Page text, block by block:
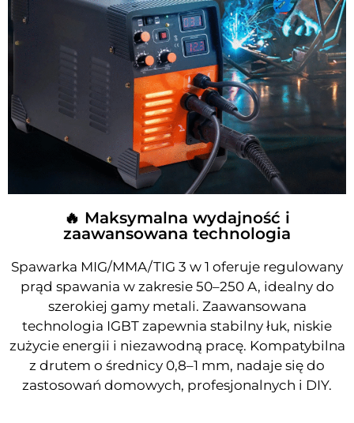
🔥 Maksymalna wydajność i
zaawansowana technologia
Spawarka MIG/MMA/TIG 3 w 1 oferuje regulowany
prąd spawania w zakresie 50–250 A, idealny do
szerokiej gamy metali. Zaawansowana
technologia IGBT zapewnia stabilny łuk, niskie
zużycie energii i niezawodną pracę. Kompatybilna
z drutem o średnicy 0,8–1 mm, nadaje się do
zastosowań domowych, profesjonalnych i DIY.